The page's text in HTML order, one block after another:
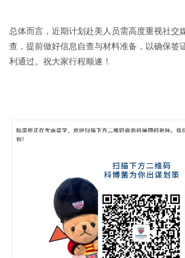
总体而言，近期计划赴美人员需高度重视社交
查，提前做好信息自查与材料准备，以确保签
利通过。祝大家行程顺遂！